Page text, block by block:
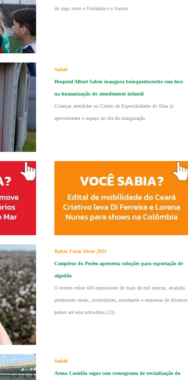
do jogo entre o Fortaleza e o Santos.
Saúde
Hospital Albert Sabin inaugura brinquedocreche com foco
na humanização do atendimento infantil
Crianças atendidas no Centro de Especialidades do Hias já
aproveitaram o espaço no dia da inauguração.
Bahia Farm Show 2025
Complexo do Pecém apresenta soluções para exportação de
algodão
O evento reúne 434 expositores de mais de mil marcas, atraindo
produtores rurais, investidores, estudantes e empresas de diversos
países até esta sexta-feira (13).
Saúde
Arena Castelão segue com cronograma de revitalização do